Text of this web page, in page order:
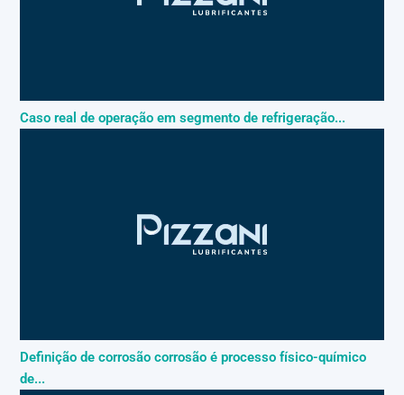
Caso real de operação em segmento de refrigeração...
Definição de corrosão corrosão é processo físico-químico
de...